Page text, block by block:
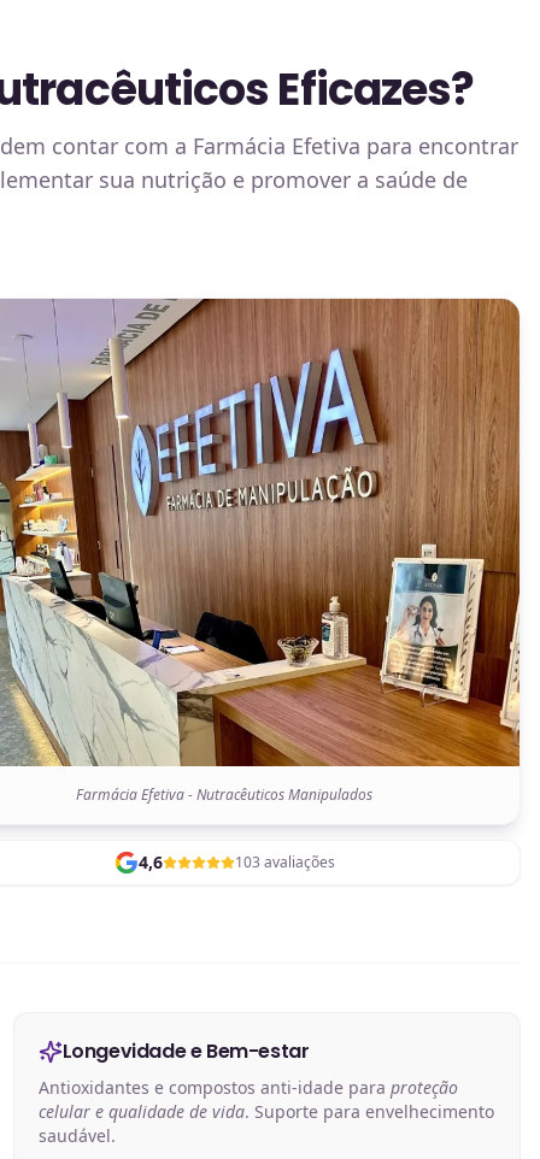
Eficazes?
contar com a Farmácia Efetiva para encontrar
sua nutrição e promover a saúde de
Farmácia Efetiva - Nutracêuticos Manipulados
4,6 103 avaliações
Longevidade e Bem-estar
Antioxidantes e compostos anti-idade para proteção
celular e qualidade de vida. Suporte para envelhecimento
saudável.